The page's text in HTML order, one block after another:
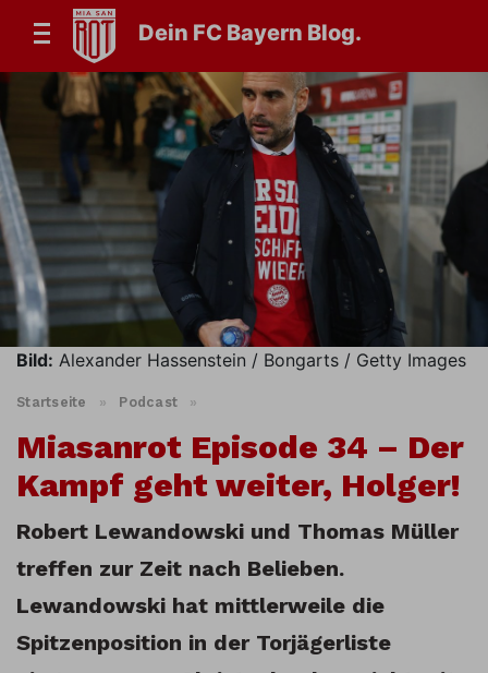
Dein FC Bayern Blog.
Bild: Alexander Hassenstein / Bongarts / Getty Images
Startseite » Podcast »
Miasanrot Episode 34 – Der
Kampf geht weiter, Holger!
Robert Lewandowski und Thomas Müller
treffen zur Zeit nach Belieben.
Lewandowski hat mittlerweile die
Spitzenposition in der Torjägerliste